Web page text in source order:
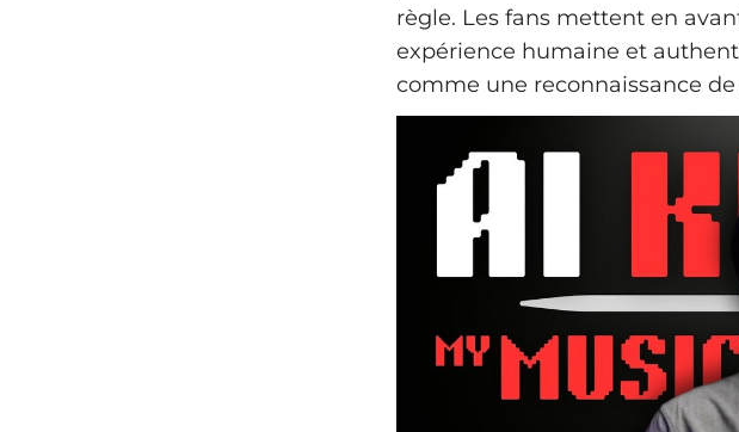
règle. Les fans mettent en
expérience humaine et
comme une reconnaissance